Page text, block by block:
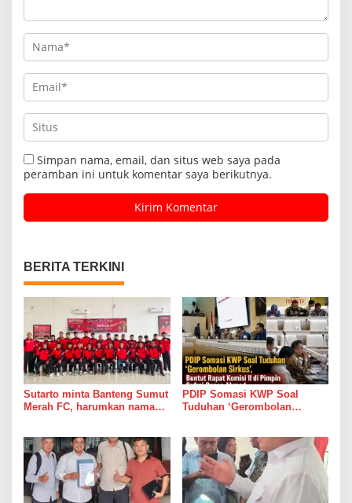
Simpan nama, email, dan situs web saya pada
peramban ini untuk komentar saya berikutnya.
BERITA TERKINI
Sutarto minta Banteng Sumut
Merah FC, harumkan nama
PDIP Somasi KWP Soal
Tuduhan ‘Gerombolan
Ahmad